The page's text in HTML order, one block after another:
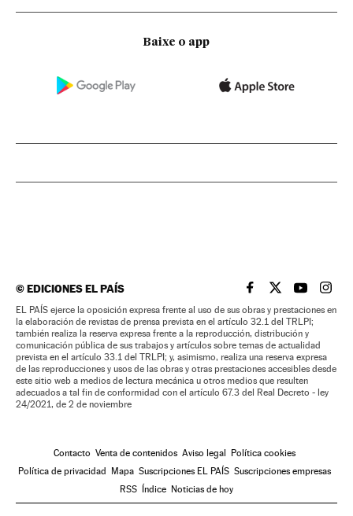
Baixe o app
©EDICIONES EL PAÍS EL PAÍS BRASIL EN
EL PAÍSEL PAÍS
EL
EL PAÍS ejerce la oposición expresa frente al uso de sus obras y prestaciones en
la elaboración de revistas de prensa prevista en el artículo 32.1 del TRLPI;
también realiza la reserva expresa frente a la reproducción, distribución y
comunicación pública de sus trabajos y artículos sobre temas de actualidad
prevista en el artículo 33.1 del TRLPI; y, asimismo, realiza una reserva expresa
de las reproducciones y usos de las obras y otras prestaciones accesibles desde
este sitio web a medios de lectura mecánica u otros medios que resulten
adecuados a tal fin de conformidad con el artículo 67.3 del Real Decreto - ley
24/2021, de 2 de noviembre
Contacto Venta de contenidos Aviso legal
Política cookies
Política de privacidad
Mapa Suscripciones EL PAÍS Suscripciones empresas
RSS
Índice Noticias de hoy